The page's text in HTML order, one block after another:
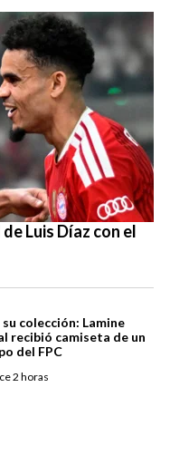
Luis Díaz con el
su colección: Lamine
recibió camiseta de un
del FPC
2 horas